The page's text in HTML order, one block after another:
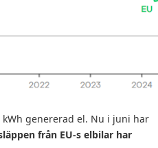
genererad el. Nu i juni har
från EU-s elbilar har